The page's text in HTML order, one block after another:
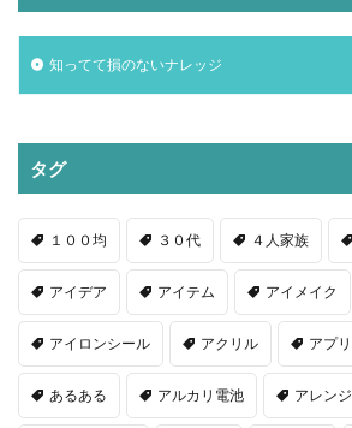
知ってて損のないナレッジ
タグ
１００均 ３０代 ４人家族
アイデア アイテム アイメイク
アイロンシール アクリル アプリ
あるある アルカリ電池 アレンジ